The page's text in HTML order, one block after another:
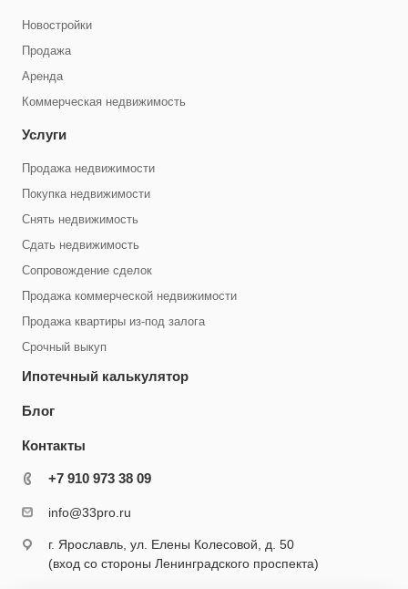
Новостройки
Продажа
Аренда
Коммерческая недвижимость
Услуги
Продажа недвижимости
Покупка недвижимости
Снять недвижимость
Cдать недвижимость
Сопровождение сделок
Продажа коммерческой недвижимости
Продажа квартиры из-под залога
Срочный выкуп
Ипотечный калькулятор
Блог
Контакты
+7 910 973 38 09
info@33pro.ru
г. Ярославль, ул. Елены Колесовой, д. 50
(вход со стороны Ленинградского проспекта)